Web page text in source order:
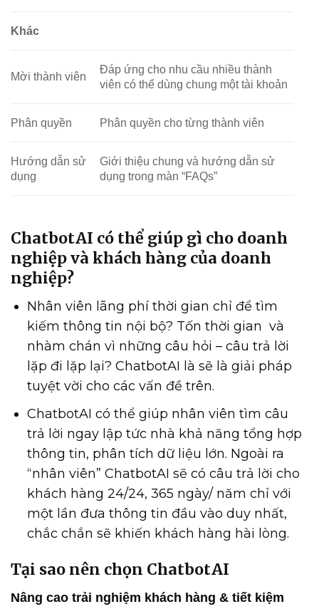
Khác
Mời thành viên
Đáp ứng cho nhu cầu nhiều thành
viên có thể dùng chung một tài khoản
Phân quyền Phân quyền cho từng thành viên
Hướng dẫn sử
dụng
Giới thiệu chung và hướng dẫn sử
dụng trong màn “FAQs”
ChatbotAI có thể giúp gì cho doanh
nghiệp và khách hàng của doanh
nghiệp?
Nhân viên lãng phí thời gian chỉ để tìm
kiếm thông tin nội bộ? Tốn thời gian và
nhàm chán vì những câu hỏi – câu trả lời
lặp đi lặp lại? ChatbotAI là sẽ là giải pháp
tuyệt vời cho các vấn đề trên.
ChatbotAI có thể giúp nhân viên tìm câu
trả lời ngay lập tức nhà khả năng tổng hợp
thông tin, phân tích dữ liệu lớn. Ngoài ra
“nhân viên” ChatbotAI sẽ có câu trả lời cho
khách hàng 24/24, 365 ngày/ năm chỉ với
một lần đưa thông tin đầu vào duy nhất,
chắc chắn sẽ khiến khách hàng hài lòng.
Tại sao nên chọn ChatbotAI
Nâng cao trải nghiệm khách hàng & tiết kiệm